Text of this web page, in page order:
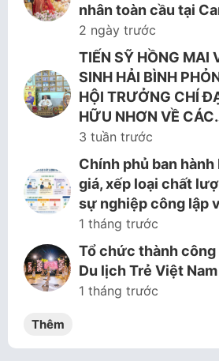
nhân toàn cầu tại
2 ngày trước
TIẾN SỸ HỒNG MAI
SINH HẢI BÌNH
HỘI TRƯỞNG CHÍ
HỮU NHƠN VỀ
3 tuần trước
Chính phủ ban
giá, xếp loại chất
sự nghiệp công lập
1 tháng trước
Tổ chức thành
Du lịch Trẻ Việt
1 tháng trước
Thêm